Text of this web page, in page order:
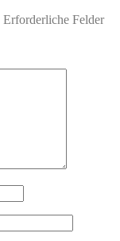
Erforderliche Felder